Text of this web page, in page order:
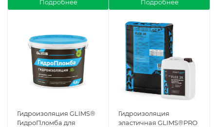
Подробнее Подробнее
Гидроизоляция GLIMS®
ГидроПломба для
Гидроизоляция
эластичная GLIMS®PRO